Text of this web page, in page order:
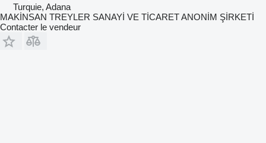
Turquie, Adana
MAKİNSAN TREYLER SANAYİ VE TİCARET ANONİM ŞİRKETİ
Contacter le vendeur